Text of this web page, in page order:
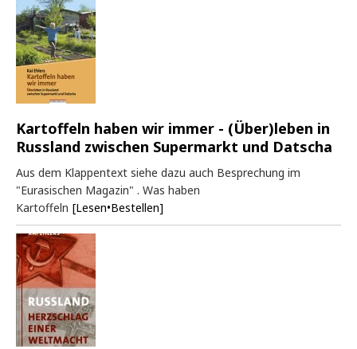
Kartoffeln haben wir immer - (Über)leben in
Russland zwischen Supermarkt und Datscha
Aus dem Klappentext siehe dazu auch Besprechung im
"Eurasischen Magazin" . Was haben
Kartoffeln [Lesen•Bestellen]